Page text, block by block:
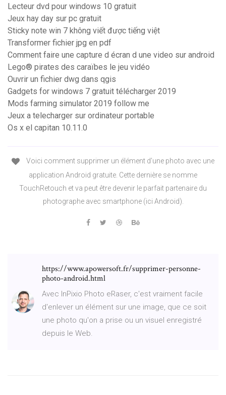
Lecteur dvd pour windows 10 gratuit
Jeux hay day sur pc gratuit
Sticky note win 7 không viết được tiếng việt
Transformer fichier jpg en pdf
Comment faire une capture d écran d une video sur android
Lego® pirates des caraïbes le jeu vidéo
Ouvrir un fichier dwg dans qgis
Gadgets for windows 7 gratuit télécharger 2019
Mods farming simulator 2019 follow me
Jeux a telecharger sur ordinateur portable
Os x el capitan 10.11.0
Voici comment supprimer un élément d’une photo avec une
application Android gratuite. Cette dernière se nomme
TouchRetouch et va peut être devenir le parfait partenaire du
photographe avec smartphone (ici Android).
https://www.apowersoft.fr/supprimer-personne-
photo-android.html
Avec InPixio Photo eRaser, c'est vraiment facile
d'enlever un élément sur une image, que ce soit
une photo qu'on a prise ou un visuel enregistré
depuis le Web.